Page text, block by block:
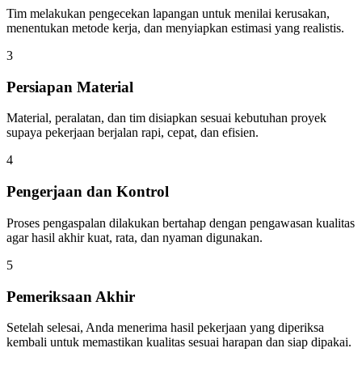
Tim melakukan pengecekan lapangan untuk menilai kerusakan,
menentukan metode kerja, dan menyiapkan estimasi yang realistis.
3
Persiapan Material
Material, peralatan, dan tim disiapkan sesuai kebutuhan proyek
supaya pekerjaan berjalan rapi, cepat, dan efisien.
4
Pengerjaan dan Kontrol
Proses pengaspalan dilakukan bertahap dengan pengawasan kualitas
agar hasil akhir kuat, rata, dan nyaman digunakan.
5
Pemeriksaan Akhir
Setelah selesai, Anda menerima hasil pekerjaan yang diperiksa
kembali untuk memastikan kualitas sesuai harapan dan siap dipakai.